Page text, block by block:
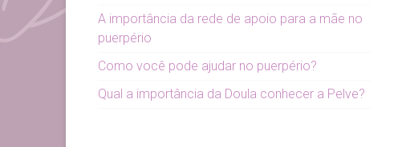
A importância da rede de apoio para a mãe no
puerpério
Como você pode ajudar no puerpério?
Qual a importância da Doula conhecer a Pelve?